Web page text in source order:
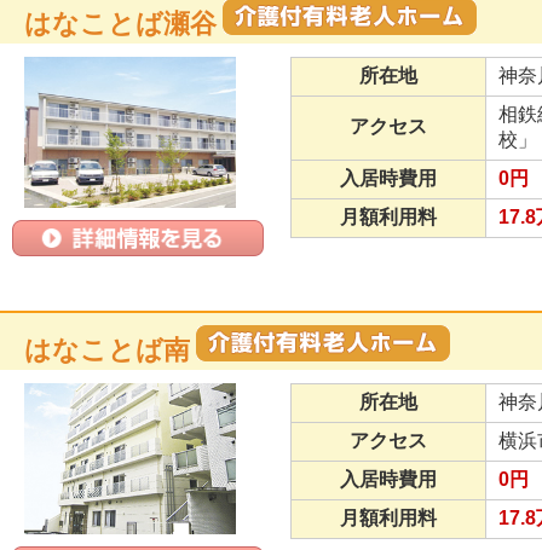
はなことば瀬谷
所在地 神奈
アクセス
相
校
入居時費用
0円
月額利用料
17.8
はなことば南
所在地
神奈
アクセス
横浜
入居時費用
0円
月額利用料
17.8